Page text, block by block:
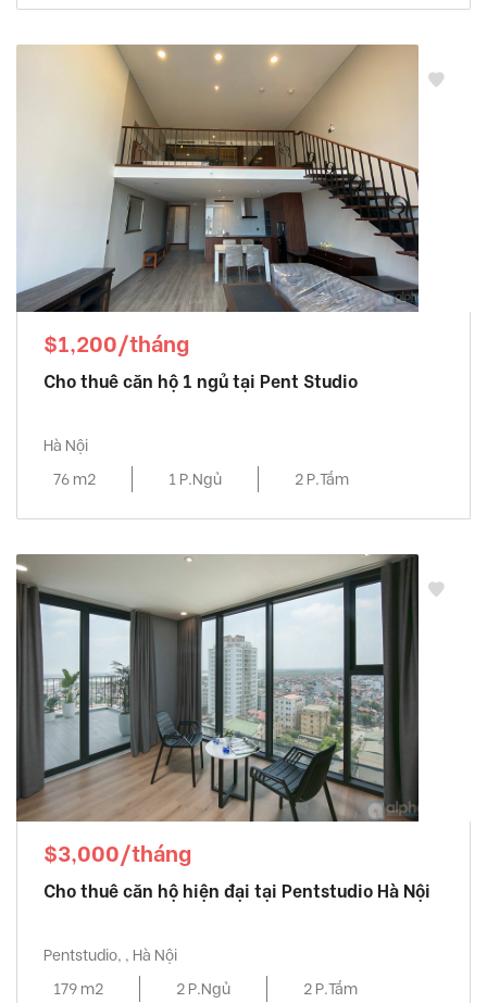
$1,200/tháng
Cho thuê căn hộ 1 ngủ tại Pent Studio
Hà Nội
76 m2
1 P.Ngủ 2 P.Tắm
$3,000/tháng
Cho thuê căn hộ hiện đại tại Pentstudio Hà Nội
Pentstudio, , Hà Nội
179 m2
2 P.Ngủ 2 P.Tắm